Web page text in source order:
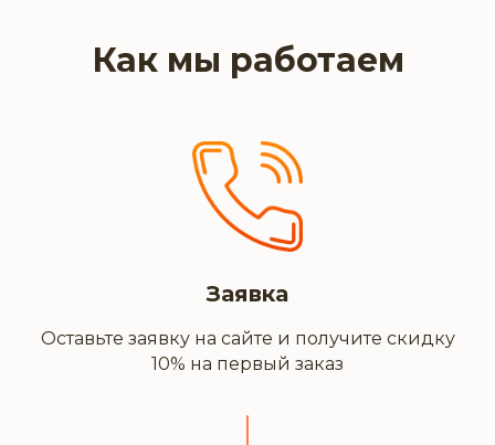
Как мы работаем
Заявка
Оставьте заявку на сайте и получите скидку
10% на первый заказ